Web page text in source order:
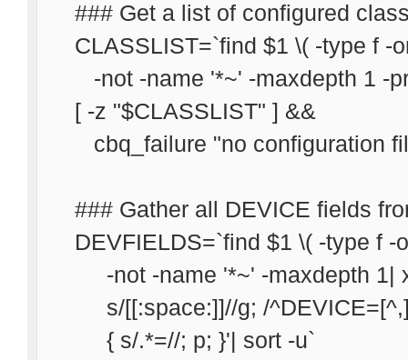
### Get a list of configured
CLASSLIST=`find $1 \( -type f -
-not -name '*~' -maxdepth 1 -
[ -z "$CLASSLIST" ] &&
cbq_failure "no configuration
### Gather all DEVICE fields
DEVFIELDS=`find $1 \( -type f -
-not -name '*~' -maxdepth 1|
s/[[:space:]]//g; /
{ s/.*=//; p; }'| sort -u`